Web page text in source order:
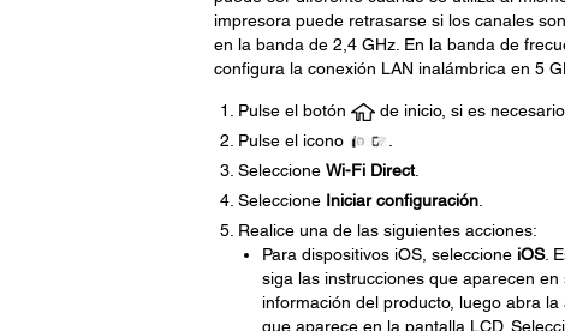
impresora puede retrasarse si los canales
en la banda de 2,4 GHz. En la banda de
configura la conexión LAN inalámbrica en 5
Pulse el botón
de inicio, si es necesario.
Pulse el icono
Seleccione Wi-Fi Direct.
Seleccione Iniciar configuración.
Realice una de las siguientes acciones:
Para dispositivos iOS, seleccione iOS.
siga las instrucciones que aparecen en
información del producto, luego abra
que aparece en la pantalla LCD.